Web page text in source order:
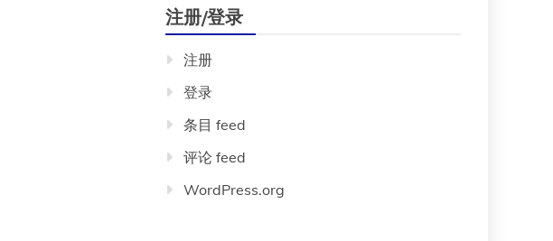
注册/登录
注册
登录
条目 feed
评论 feed
WordPress.org